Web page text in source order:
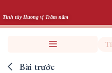
to
content
Tinh túy Hương vị Trăm năm
Bài trước